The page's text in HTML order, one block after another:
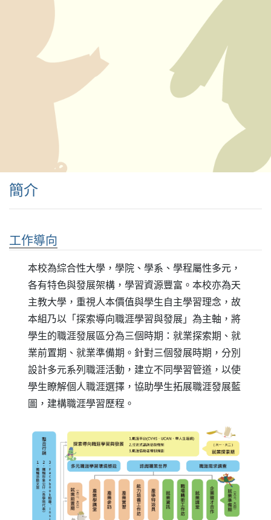
簡介
工作導向
本校為綜合性大學，學院、學系、學程屬性多元，
各有特色與發展架構，學習資源豐富。本校亦為天
主教大學，重視人本價值與學生自主學習理念，故
本組乃以「探索導向職涯學習與發展」為主軸，將
學生的職涯發展區分為三個時期：就業探索期、就
業前置期、就業準備期。針對三個發展時期，分別
設計多元系列職涯活動，建立不同學習管道，以使
學生瞭解個人職涯選擇，協助學生拓展職涯發展藍
圖，建構職涯學習歷程。